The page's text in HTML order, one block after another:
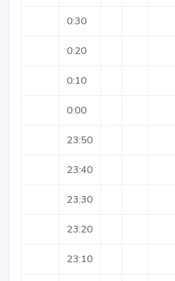
0:30
0:20
0:10
0:00
23:50
23:40
23:30
23:20
23:10